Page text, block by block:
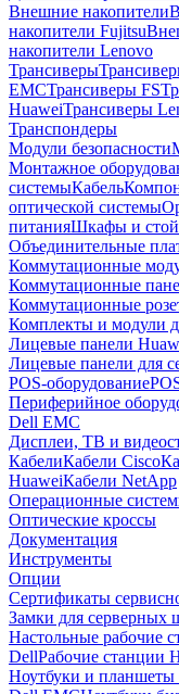
Внешние накопители
накопители Fujitsu
накопители Lenovo
Трансиверы
EMCТрансиверы FS
HuaweiТрансиверы
Транспондеры
Модули безопасности
Монтажное
системыКабель
оптической системы
питанияШкафы и
Объединительные
Коммутационные
Коммутационные
Коммутационные
Комплекты и модули
Лицевые панели
Лицевые панели для
POS-оборудование
Периферийное
Dell EMC
Дисплеи, ТВ и
КабелиКабели Cisco
HuaweiКабели NetApp
Операционные
Оптические кроссы
Документация
Инструменты
Опции
Сертификаты
Замки для серверных
Настольные рабочие
DellРабочие станции
Ноутбуки и планшеты